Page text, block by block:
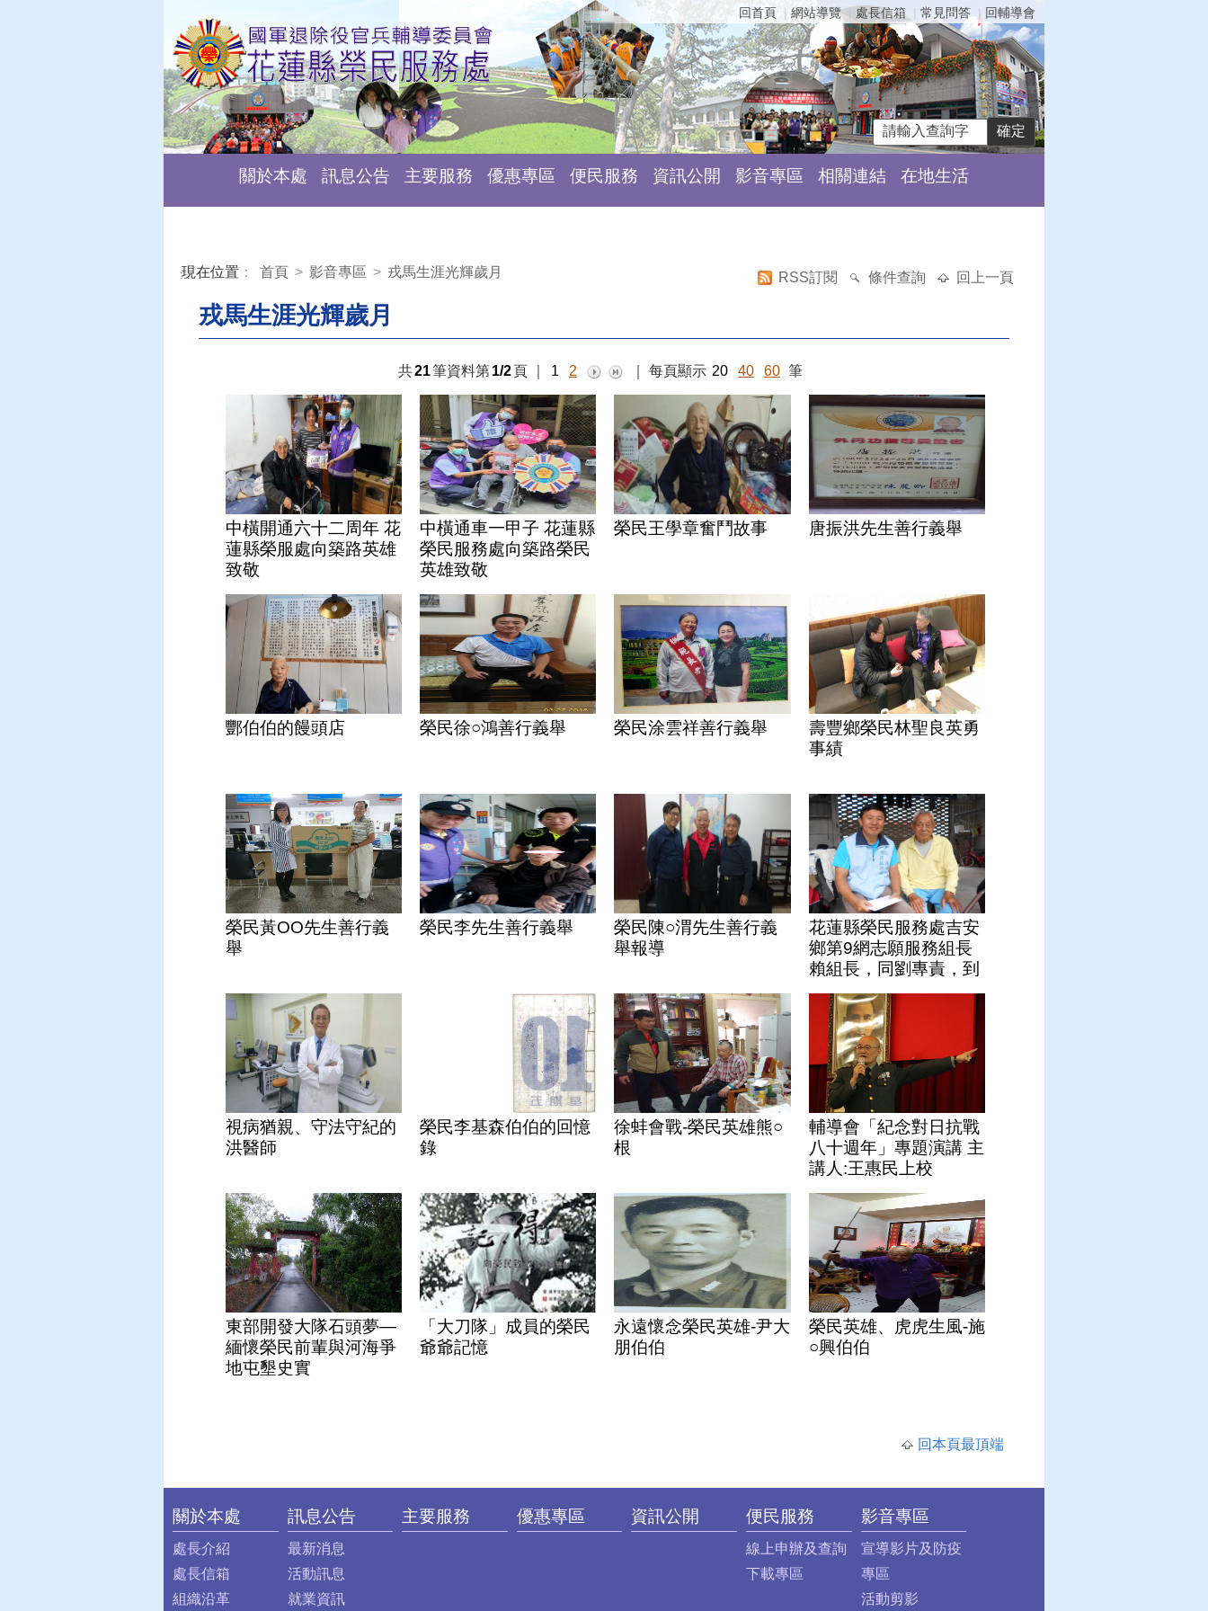
回首頁 網站導覽 處長信箱 常見問答 回輔導會
關於本處 訊息公告 主要服務 優惠專區 便民服務 資訊公開 影音專區 相關連結 在地生活
:::
現在位置 ： 首頁 > 影音專區 > 戎馬生涯光輝歲月 RSS訂閱 條件查詢 回上一頁
戎馬生涯光輝歲月
共21筆資料第1/2頁 1 2 每頁顯示 20 40 60 筆
中橫開通六十二周年 花
蓮縣榮服處向築路英雄
致敬
中橫通車一甲子 花蓮縣
榮民服務處向築路榮民
英雄致敬
榮民王學章奮鬥故事 唐振洪先生善行義舉
酆伯伯的饅頭店 榮民徐○鴻善行義舉 榮民涂雲祥善行義舉
壽豐鄉榮民林聖良英勇
事績
榮民黃OO先生善行義
舉
榮民李先生善行義舉
榮民陳○渭先生善行義
舉報導
花蓮縣榮民服務處吉安
鄉第9網志願服務組長
賴組長，同劉專責，到
吉安鄉慶豐村關懷問候
榮民習Ο震
視病猶親、守法守紀的
洪醫師
榮民李基森伯伯的回憶
錄
徐蚌會戰-榮民英雄熊○
根
輔導會「紀念對日抗戰
八十週年」專題演講 主
講人:王惠民上校
東部開發大隊石頭夢—
緬懷榮民前輩與河海爭
地屯墾史實
「大刀隊」成員的榮民
爺爺記憶
永遠懷念榮民英雄-尹大
朋伯伯
榮民英雄、虎虎生風-施
○興伯伯
回本頁最頂端
:::
關於本處
處長介紹
處長信箱
組織沿革
訊息公告
最新消息
活動訊息
就業資訊
主要服務 優惠專區 資訊公開 便民服務
線上申辦及查詢
下載專區
影音專區
宣導影片及防疫
專區
活動剪影